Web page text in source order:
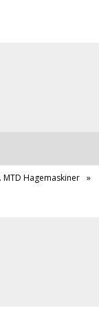
MTD Hagemaskiner